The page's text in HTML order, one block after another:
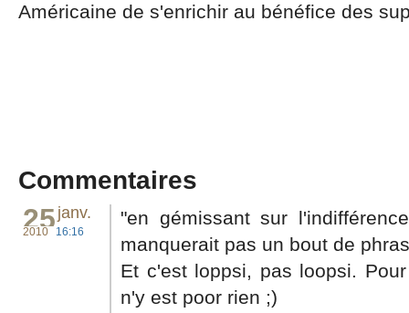
Américaine de s'enrichir au bénéfice des
Commentaires
25 janv.
2010 16:16
"en gémissant sur
manquerait pas un bout de
Et c'est loppsi, pas loopsi.
n'y est poor rien ;)